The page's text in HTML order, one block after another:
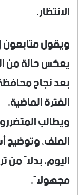
الانتظار.
ويقول متابعون
يعكس حالة من
بعد نجاح
الفترة الماضية.
ويطالب
الملف، وتوضيح
اليوم، بدلاً
مجهولاً.